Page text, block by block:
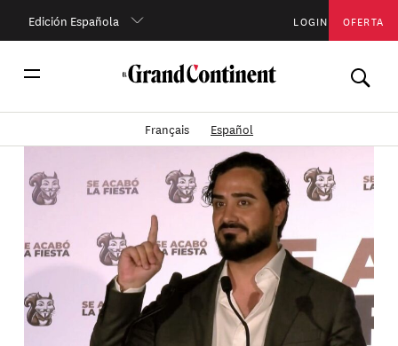
Edición Española LOGIN OFERTA
Français Español